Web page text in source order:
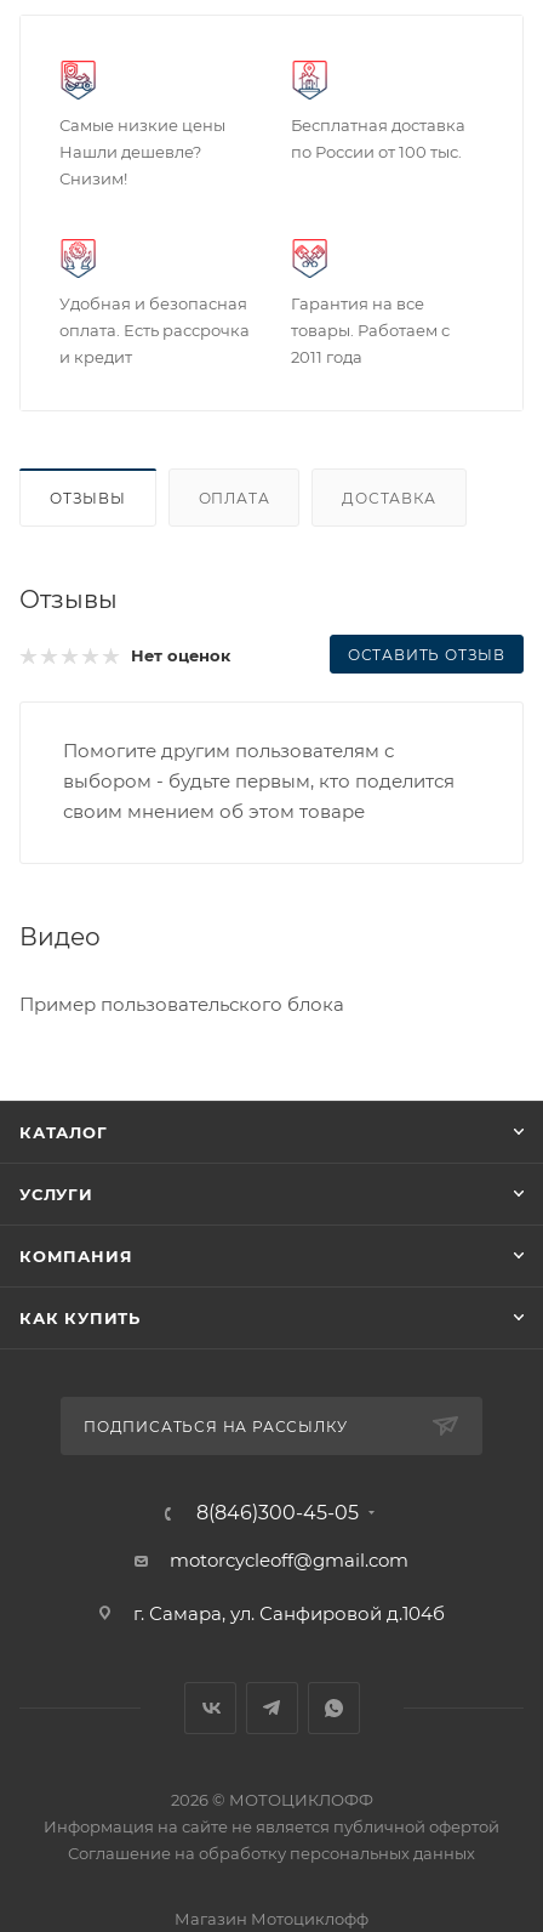
Самые низкие цены
Нашли дешевле?
Снизим!
Бесплатная доставка
по России от 100 тыс.
Удобная и безопасная
оплата. Есть рассрочка
и кредит
Гарантия на все
товары. Работаем с
2011 года
ОТЗЫВЫ ОПЛАТА ДОСТАВКА
Отзывы
Нет оценок ОСТАВИТЬ ОТЗЫВ
Помогите другим пользователям с
выбором - будьте первым, кто поделится
своим мнением об этом товаре
Видео
Пример пользовательского блока
КАТАЛОГ
УСЛУГИ
КОМПАНИЯ
КАК КУПИТЬ
ПОДПИСАТЬСЯ НА РАССЫЛКУ
8(846)300-45-05
motorcycleoff@gmail.com
г. Самара, ул. Санфировой д.104б
2026 © МОТОЦИКЛОФФ
Информация на сайте не является публичной офертой
Соглашение на обработку персональных данных
Магазин Мотоциклофф